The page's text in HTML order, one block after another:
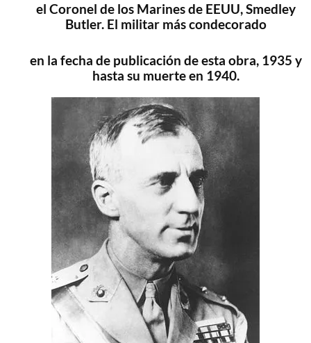
el Coronel de los Marines de EEUU, Smedley
Butler. El militar más condecorado
en la fecha de publicación de esta obra, 1935 y
hasta su muerte en 1940.